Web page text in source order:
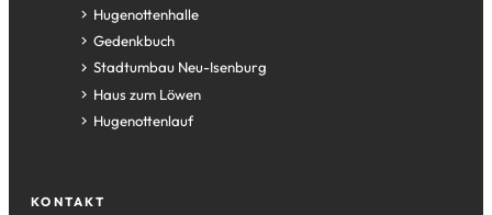
Hugenottenhalle
(Öffnet
in
einem
neuen
Tab)
Gedenkbuch
(Öffnet
in
einem
neuen
Stadtumbau Neu-Isenburg
(Öffnet
in
einem
Haus zum Löwen
(Öffnet
in
Tab)
Hugenottenlauf
(Öffnet
neuen
KONTAKT